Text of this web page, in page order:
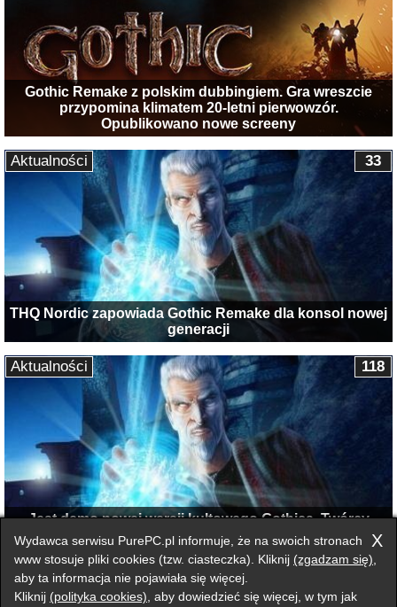
Gothic Remake z polskim dubbingiem. Gra wreszcie
przypomina klimatem 20-letni pierwowzór.
Opublikowano nowe screeny
THQ Nordic zapowiada Gothic Remake dla konsol nowej
generacji
33
Aktualności
Jest demo nowej wersji kultowego Gothica. Twórcy
proszą o opinię
118
Aktualności
Przełącz na wersję klasyczną strony
X
Wydawca serwisu PurePC.pl informuje, że na swoich stronach
www stosuje pliki cookies (tzw. ciasteczka). Kliknij (zgadzam się)
aby ta informacja nie pojawiała się więcej.
Kliknij (polityka cookies) , aby dowiedzieć się więcej, w tym jak